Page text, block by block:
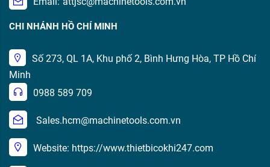
CHI NHÁNH HỒ CHÍ MINH
Số 273, QL 1A, Khu phố 2, Bình Hưng Hòa, TP Hồ Chí
Minh
0988 589 709
Sales.hcm@machinetools.com.vn
Website: https://www.thietbicokhi247.com